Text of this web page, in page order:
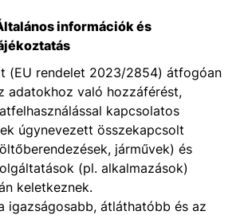
információk és
(EU rendelet 2023/2854) átfogóan
adatokhoz való hozzáférést,
kapcsolatos
úgynevezett összekapcsolt
járművek) és
(pl. alkalmazások)
keletkeznek.
igazságosabb, átláthatóbb és az